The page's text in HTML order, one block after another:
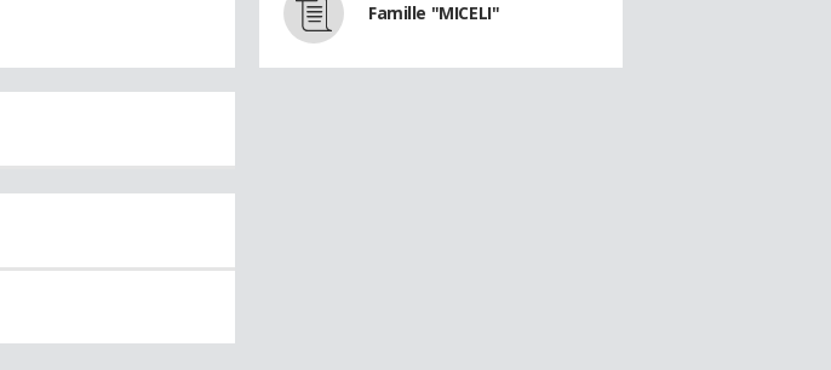
Famille "MICELI"